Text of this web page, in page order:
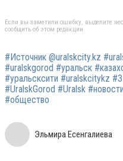
Если вы заметили ошибку, выделите
сообщить об этом редакции
#Источник @uralskcity.kz
#uralskgorod #уральск
#уральсксити #uralskcitykz
#UralskGorod #Uralsk
#общество
Эльмира Есенгалиева